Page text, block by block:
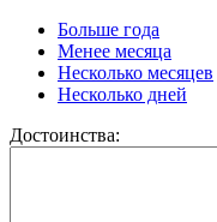
Больше года
Менее месяца
Несколько месяцев
Несколько дней
Достоинства: